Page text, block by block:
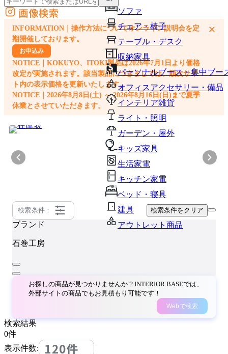
ソファ
チェア・椅子
テーブル・デスク
収納家具
パーソナルブース・集中ブー
オフィスアクセサリー・備品
インテリア雑貨
ライト・照明
ガーデン・屋外
キッズ家具
生活家電
キッチン家電
ベッド・寝具
建具
アウトレット商品
外部サイトの商品をカートに追加
他のサイトで見つけた商品ページのURLを貼り付けて、カートに追加できます
画像検索
INFORMATION｜操作方法についてオンライン説明会を定
期開催しております。
お申込み
NOTICE｜KOKUYO、ITOKI製品は2026年7月1日より価格
改定が実施されます。該当製品につきましては、順次サイ
ト内の表示価格を更新いたします。
NOTICE｜2026年8月8日(土) ～ 2026年8月16日(日)まで夏季
休業とさせていただきます。
×
検索条件： 検索条件をクリア
ブランド
石巻工房
お探しの商品が見つかりませんか？INTERIOR BASEでは、
外部サイトの商品でもお見積もり可能です！
Webで検索
検索結果
0件
表示件数:
120件